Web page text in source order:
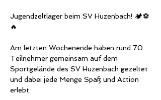
Jugendzeltlager beim SV Huzenbach! 🏕⚽
🔥
Am letzten Wochenende haben rund 70
Teilnehmer gemeinsam auf dem
Sportgelände des SV Huzenbach gezeltet
und dabei jede Menge Spaß und Action
erlebt.